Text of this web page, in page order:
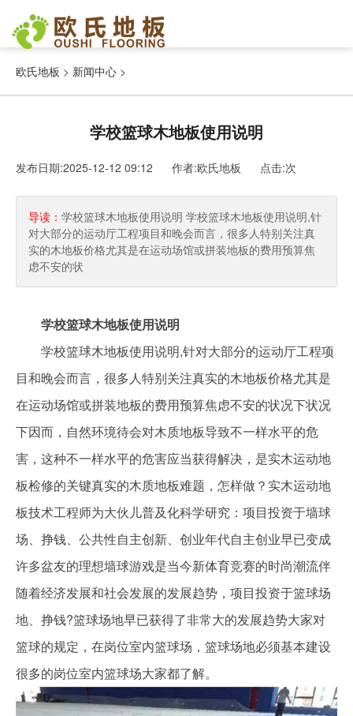
欧氏地板 > 新闻中心 >
学校篮球木地板使用说明
发布日期:2025-12-12 09:12 作者:欧氏地板 点击:次
导读： 学校篮球木地板使用说明 学校篮球木地板使用说明,针
对大部分的运动厅工程项目和晚会而言，很多人特别关注真
实的木地板价格尤其是在运动场馆或拼装地板的费用预算焦
虑不安的状
学校篮球木地板使用说明
学校篮球木地板使用说明,针对大部分的运动厅工程项
目和晚会而言，很多人特别关注真实的木地板价格尤其是
在运动场馆或拼装地板的费用预算焦虑不安的状况下状况
下因而，自然环境待会对木质地板导致不一样水平的危
害，这种不一样水平的危害应当获得解决，是实木运动地
板检修的关键真实的木质地板难题，怎样做？实木运动地
板技术工程师为大伙儿普及化科学研究：项目投资于墙球
场、挣钱、公共性自主创新、创业年代自主创业早已变成
许多盆友的理想墙球游戏是当今新体育竞赛的时尚潮流伴
随着经济发展和社会发展的发展趋势，项目投资于篮球场
地、挣钱?篮球场地早已获得了非常大的发展趋势大家对
篮球的规定，在岗位室内篮球场，篮球场地必须基本建设
很多的岗位室内篮球场大家都了解。